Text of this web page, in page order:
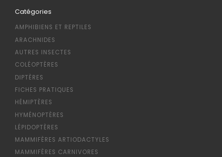
Catégories
AMPHIBIENS ET REPTILES
ARACHNIDES
AUTRES INSECTES
COLÉOPTÈRES
DIPTÈRES
FICHES PRATIQUES
HÉMIPTÈRES
HYMÉNOPTÈRES
LÉPIDOPTÈRES
MAMMIFÈRES ARTIODACTYLES
MAMMIFÈRES CARNIVORES